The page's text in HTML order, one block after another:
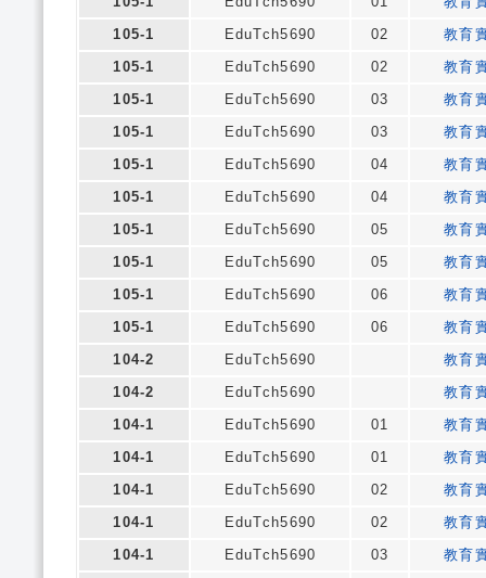
105-1
EduTch5690 02
教育
105-1
EduTch5690 02
教育
105-1
EduTch5690 03
教育
105-1
EduTch5690 03
教育
105-1
EduTch5690 04
教育
105-1
EduTch5690 04
教育
105-1
EduTch5690 05
教育
105-1
EduTch5690 05
教育
105-1
EduTch5690 06
教育
105-1
EduTch5690 06
教育
104-2
EduTch5690
教育
104-2
EduTch5690
教育
104-1
EduTch5690 01
教育
104-1
EduTch5690 01
教育
104-1
EduTch5690 02
教育
104-1
EduTch5690 02
教育
104-1
EduTch5690 03
教育